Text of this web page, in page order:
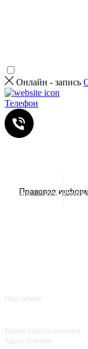
Правовая
Акции
Наш номер
Время работы клиники
Адрес клиники
ИМЕЮТСЯ
Онлайн - запись
Телефон